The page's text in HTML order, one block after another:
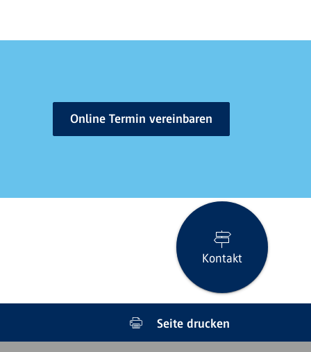
Online Termin vereinbaren
Kontakt
Seite drucken